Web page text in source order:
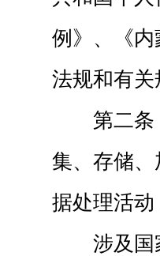
例》、《
法规和有
第二
集、存储
据处理活
涉及国